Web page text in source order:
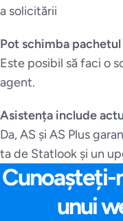
a solicitării
Pot schimba
Este posibil să faci o
agent.
Asistența include
Da, AS și AS Plus
ta de Statlook și un
Cunoașteți-
unui